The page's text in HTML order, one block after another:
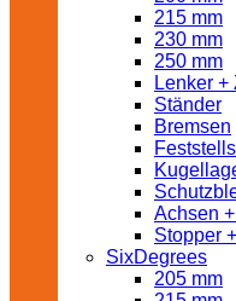
215 mm
230 mm
250 mm
Lenker +
Ständer
Bremsen
Achsen
Stopper
SixDegrees
205 mm